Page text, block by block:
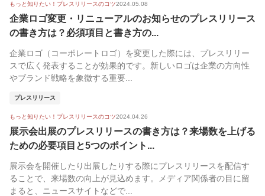
もっと知りたい！プレスリリースのコツ2024.05.08
企業ロゴ変更・リニューアルのお知らせのプレスリリース
の書き方は？必須項目と書き方の...
企業ロゴ（コーポレートロゴ）を変更した際には、プレスリリー
スで広く発表することが効果的です。新しいロゴは企業の方向性
やブランド戦略を象徴する重要...
プレスリリース
もっと知りたい！プレスリリースのコツ2024.04.26
展示会出展のプレスリリースの書き方は？来場数を上げる
ための必要項目と5つのポイント...
展示会を開催したり出展したりする際にプレスリリースを配信す
ることで、来場数の向上が見込めます。メディア関係者の目に留
まると、ニュースサイトなどで...